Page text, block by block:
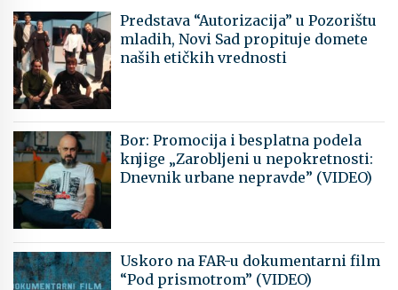
Predstava “Autorizacija” u Pozorištu
mladih, Novi Sad propituje domete
naših etičkih vrednosti
Bor: Promocija i besplatna podela
knjige „Zarobljeni u nepokretnosti:
Dnevnik urbane nepravde” (VIDEO)
Uskoro na FAR-u dokumentarni film
“Pod prismotrom” (VIDEO)